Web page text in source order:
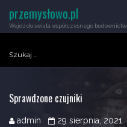
Szukaj:
przemysłowo.pl
Wejdź do świata współczesnego
Sprawdzone czujniki
admin 29 sierpnia, 2021